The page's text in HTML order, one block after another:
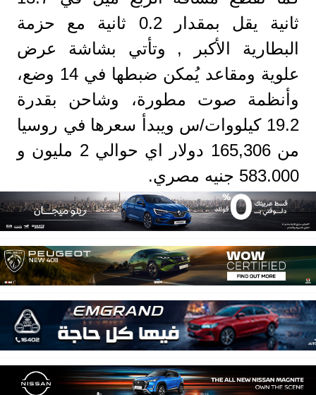
ثانية يقل بمقدار 0.2 ثانية مع حزمة
البطارية الأكبر , وتأتي بشاشة عرض
علوية ومقاعد يُمكن ضبطها في 14 وضع،
وأنظمة صوت مطورة، وشاحن بقدرة
19.2 كيلووات/س
ويبدأ سعرها في روسيا
من 165,306 دولار اي حوالي 2 مليون و
583.000 جنيه مصري.